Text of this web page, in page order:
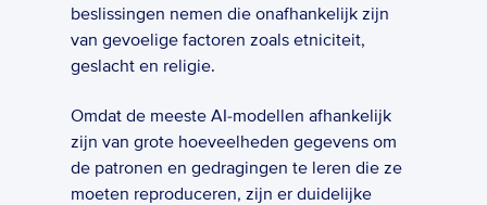
beslissingen nemen die onafhankelijk zijn
van gevoelige factoren zoals etniciteit,
geslacht en religie.
Omdat de meeste AI-modellen afhankelijk
zijn van grote hoeveelheden gegevens om
de patronen en gedragingen te leren die ze
moeten reproduceren, zijn er duidelijke